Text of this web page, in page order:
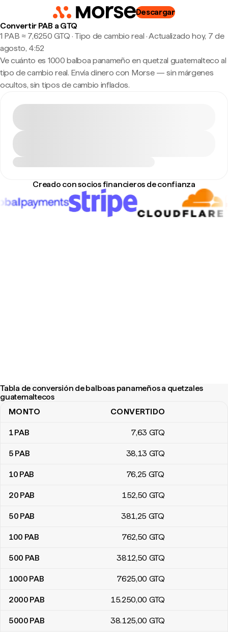
Descargar
Convertir PAB a GTQ
1 PAB ≈ 7,6250 GTQ · Tipo de cambio real ·Actualizado hoy, 7 de
agosto, 4:52
Ve cuánto es 1000 balboa panameño en quetzal guatemalteco al
tipo de cambio real. Envía dinero con Morse — sin márgenes
ocultos, sin tipos de cambio inflados.
Creado con socios financieros de confianza
Tabla de conversión de balboas panameños a quetzales
guatemaltecos
Tabla de conversión de balboas panameños a quetzales
MONTO CONVERTIDO
1PAB 7,63 GTQ
5 PAB 38,13 GTQ
10 PAB 76,25 GTQ
20 PAB 152,50 GTQ
50 PAB 381,25 GTQ
100 PAB 762,50 GTQ
500 PAB 3812,50 GTQ
1000 PAB 7625,00 GTQ
2000 PAB 15.250,00 GTQ
5000 PAB 38.125,00 GTQ